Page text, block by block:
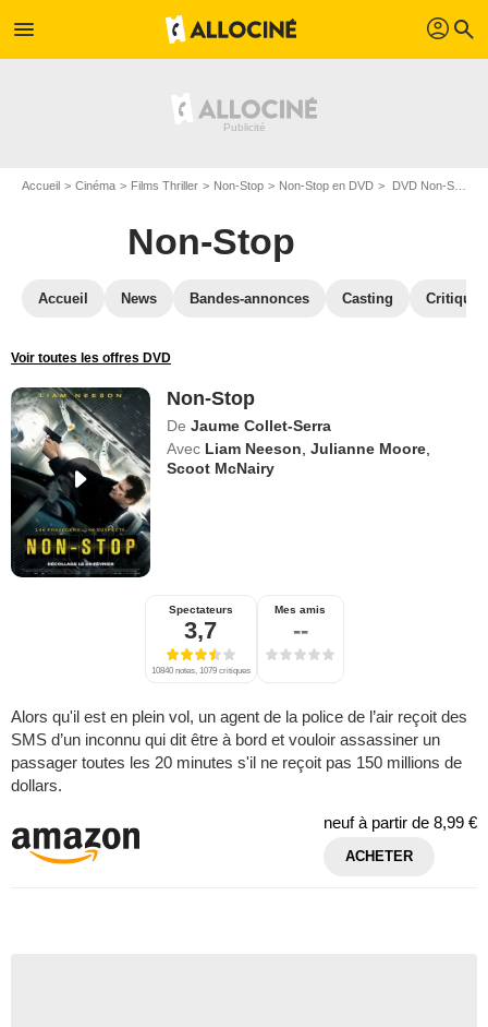
menu profil search
Accueil Cinéma Films Thriller Non-Stop Non-Stop en DVD DVD Non-Stop
Non-Stop
Accueil News Bandes-annonces Casting
Voir toutes les offres DVD
Non-Stop
De Jaume Collet-Serra
Avec Liam Neeson ,Julianne Moore
Scoot McNairy
Spectateurs
3,7
10840 notes, 1079 critiques
Mes amis
--
Alors qu'il est en plein vol, un agent de la police de l’air reçoit des
SMS d’un inconnu qui dit être à bord et vouloir assassiner un
passager toutes les 20 minutes s'il ne reçoit pas 150 millions de
dollars.
neuf à partir de 8,99 €
ACHETER